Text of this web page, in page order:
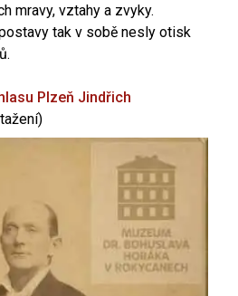
mravy, vztahy a zvyky.
tak v sobě nesly otisk
Plzeň Jindřich